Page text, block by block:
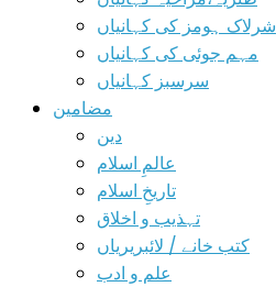
شرلاک ہومز کی کہانیاں
مہم جوئی کی کہانیاں
سرسبز کہانیاں
مضامین
دین
عالمِ اسلام
تاریخِ اسلام
تہذیب و اخلاق
کتب خانے / لائبریریاں
علم و ادب